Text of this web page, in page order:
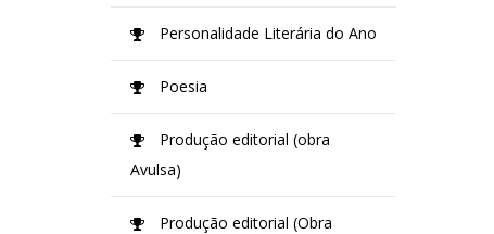
Personalidade Literária do Ano
Poesia
Produção editorial (obra
Avulsa)
Produção editorial (Obra